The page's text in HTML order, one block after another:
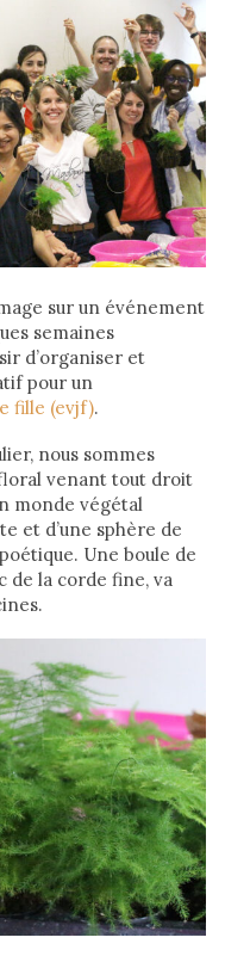
sur un événement
semaines
d’organiser et
pour un
fille (evjf).
nous sommes
venant tout droit
monde végétal
et d’une sphère de
Une boule de
de la corde fine, va